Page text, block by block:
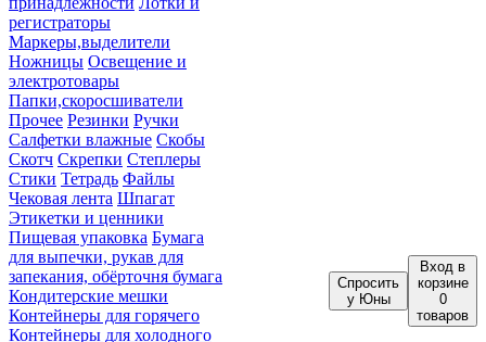
регистраторы
Маркеры,выделители
Ножницы Освещение и
электротовары
Папки,скоросшиватели
Прочее Резинки Ручки
Салфетки влажные Скобы
Скотч Скрепки Степлеры
Стики Тетрадь Файлы
Чековая лента Шпагат
Этикетки и ценники
Пищевая упаковка Бумага
для выпечки, рукав для
запекания, обёрточня бумага
Кондитерские мешки
Контейнеры для горячего
Контейнеры для холодного
Спросить
у Юны
Вход в
корзине
0
товаров